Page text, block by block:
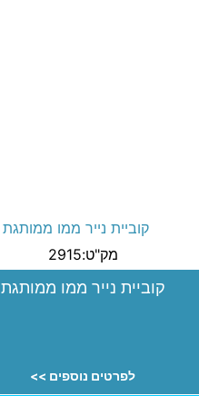
מק"ט:2915
קוביית נייר ממו ממותגת
לפרטים נוספים >>